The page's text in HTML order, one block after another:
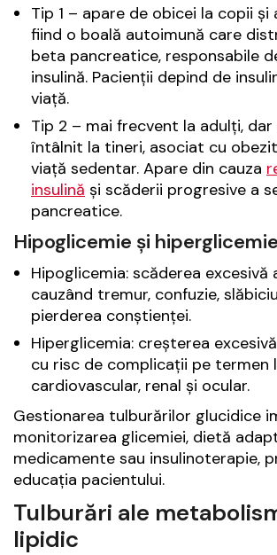
Tip 1 – apare de obicei la copii și
fiind o boală autoimună care
beta pancreatice, responsabile
insulină. Pacienții depind de
viață.
Tip 2 – mai frecvent la adulți,
întâlnit la tineri, asociat cu
viață sedentar. Apare din cauza
insulină și scăderii progresive a
pancreatice.
Hipoglicemie și hiperglicemie
Hipoglicemia: scăderea excesivă
cauzând tremur, confuzie,
pierderea conștienței.
Hiperglicemia: creșterea
cu risc de complicații pe termen
cardiovascular, renal și ocular.
Gestionarea tulburărilor glucidice
monitorizarea glicemiei, dietă
medicamente sau insulinoterapie,
educația pacientului.
Tulburări ale
lipidic